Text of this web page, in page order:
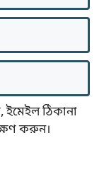
ইমেইল ঠিকানা
করুন।